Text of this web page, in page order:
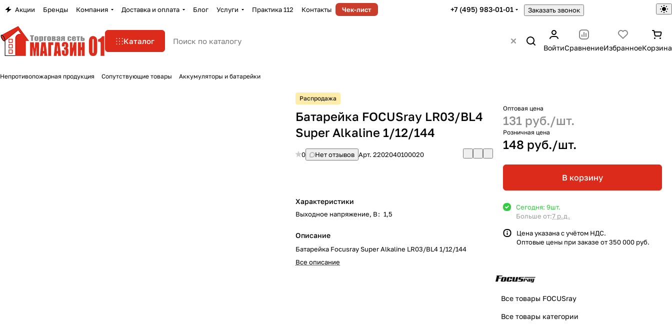
Акции Бренды Компания Доставка и оплата Блог Услуги Практика 112 Контакты Чек-лист +7 (495) 983-01-01 Заказать звонок
Каталог
ВойтиСравнениеИзбранноеКорзина
Непротивопожарная продукция Сопутствующие товары Аккумуляторы и батарейки
Распродажа
Батарейка FOCUSray LR03/BL4
Super Alkaline 1/12/144
0 Нет отзывов Арт.2202040100020
Характеристики
Выходное напряжение, В: 1,5
Описание
Батарейка Focusray Super Alkaline LR03/BL4 1/12/144
Все описание
Оптовая цена
131 руб./шт.
Розничная цена
148 руб./шт.
В корзину
Сегодня: 9шт.
Больше от:7 р.д.
Цена указана с учётом НДС.
Оптовые цены при заказе от 350 000 руб.
Все товары FOCUSray
Все товары категории